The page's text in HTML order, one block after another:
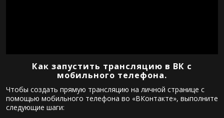
Как запустить трансляцию в ВК с
мобильного телефона.
Чтобы создать прямую трансляцию на личной странице с
помощью мобильного телефона во «ВКонтакте», выполните
следующие шаги: